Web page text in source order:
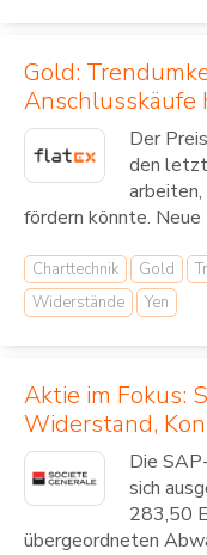
Gold:
Anschlusskäufe
Der
den
fördern könnte.
Charttechnik Gold
Widerstände
Yen
Aktie im Fokus:
Widerstand,
Die
sich
283,50
übergeordneten